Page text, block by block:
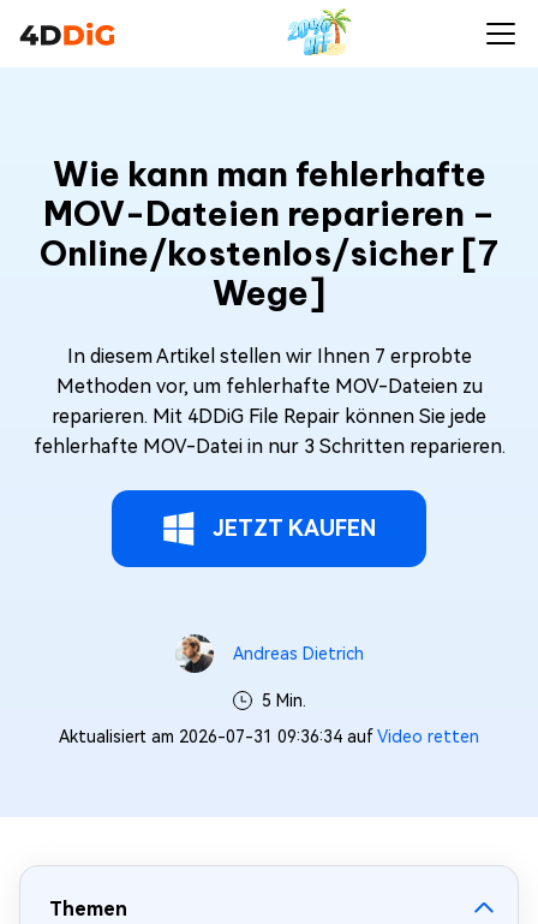
Wie kann man fehlerhafte
MOV-Dateien reparieren –
Online/kostenlos/sicher [7
Wege]
In diesem Artikel stellen wir Ihnen 7 erprobte
Methoden vor, um fehlerhafte MOV-Dateien zu
reparieren. Mit 4DDiG File Repair können Sie jede
fehlerhafte MOV-Datei in nur 3 Schritten reparieren.
JETZT KAUFEN
Andreas Dietrich
5 Min.
Aktualisiert am 2026-07-31 09:36:34 aufVideo retten
Themen